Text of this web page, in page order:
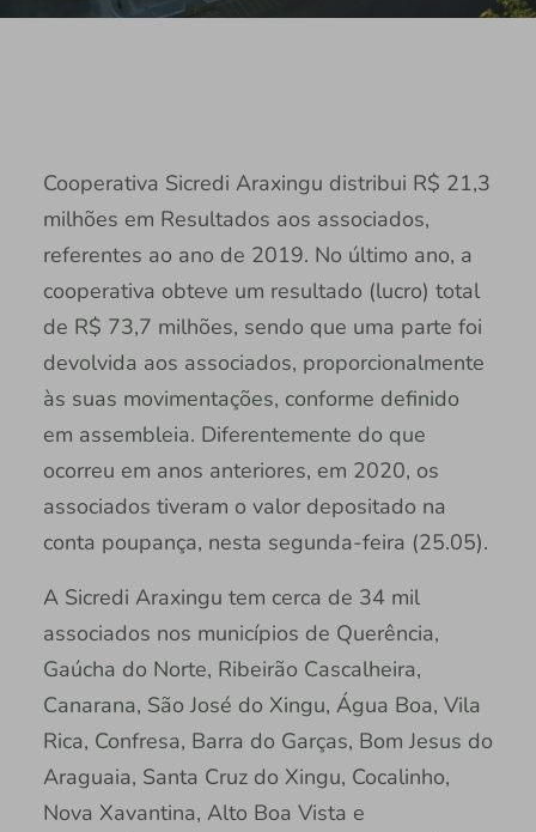
Cooperativa Sicredi Araxingu distribui R$ 21,3
milhões em Resultados aos associados,
referentes ao ano de 2019. No último ano, a
cooperativa obteve um resultado (lucro) total
de R$ 73,7 milhões, sendo que uma parte foi
devolvida aos associados, proporcionalmente
às suas movimentações, conforme definido
em assembleia. Diferentemente do que
ocorreu em anos anteriores, em 2020, os
associados tiveram o valor depositado na
conta poupança, nesta segunda-feira (25.05).
A Sicredi Araxingu tem cerca de 34 mil
associados nos municípios de Querência,
Gaúcha do Norte, Ribeirão Cascalheira,
Canarana, São José do Xingu, Água Boa, Vila
Rica, Confresa, Barra do Garças, Bom Jesus do
Araguaia, Santa Cruz do Xingu, Cocalinho,
Nova Xavantina, Alto Boa Vista e